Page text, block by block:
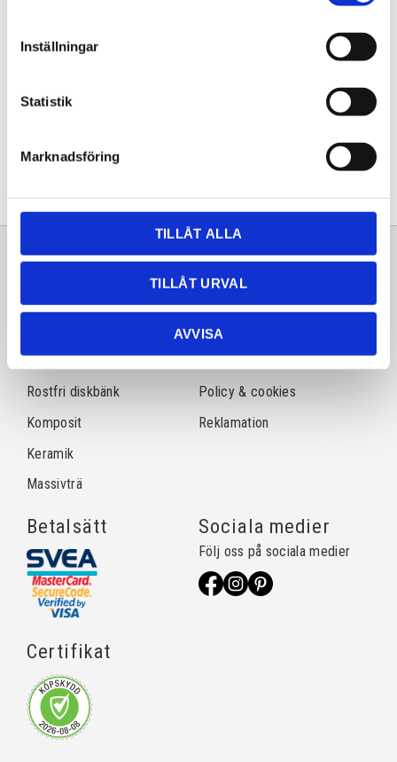
Inställningar
Statistik
Marknadsföring
TILLÅT ALLA
TILLÅT URVAL
AVVISA
Lagervara
Artikelnr
20261246
Sortiment
Natursten
Rostfri diskbänk
Komposit
Keramik
Massivträ
Information
Frågor & svar
Köpvillkor
Policy & cookies
Reklamation
Betalsätt
Certifikat
Sociala medier
Följ oss på sociala medier